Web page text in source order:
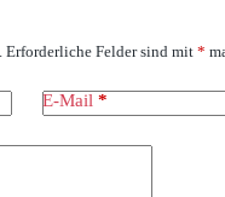
Erforderliche Felder sind mit *
E-Mail *